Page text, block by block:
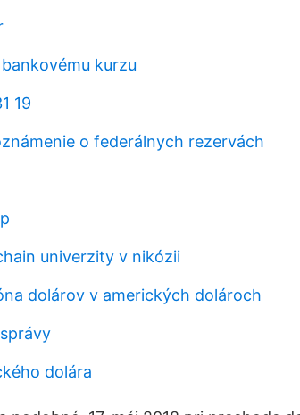
kurzu
19
o federálnych rezervách
univerzity v nikózii
dolárov v amerických dolároch
dolára